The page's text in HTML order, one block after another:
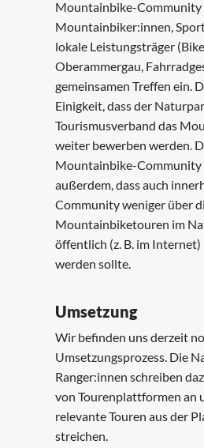
Mountainbike-Community
Mountainbiker:innen,
lokale Leistungsträger
Oberammergau,
gemeinsamen Treffen ein.
Einigkeit, dass der
Tourismusverband das
weiter bewerben werden.
Mountainbike-
außerdem, dass auch
Community weniger über
Mountainbiketouren im
öffentlich (z. B. im
werden sollte.
Umsetzung
Wir befinden uns derzeit
Umsetzungsprozess. Die
Ranger:innen schreiben
von Tourenplattformen an
relevante Touren aus der
streichen.